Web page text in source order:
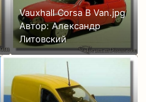
Vauxhall Corsa B Van.jpg
Автор:Александр
Литовский